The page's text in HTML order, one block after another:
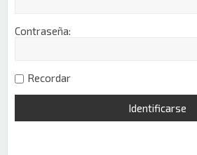
Contraseña:
Recordar